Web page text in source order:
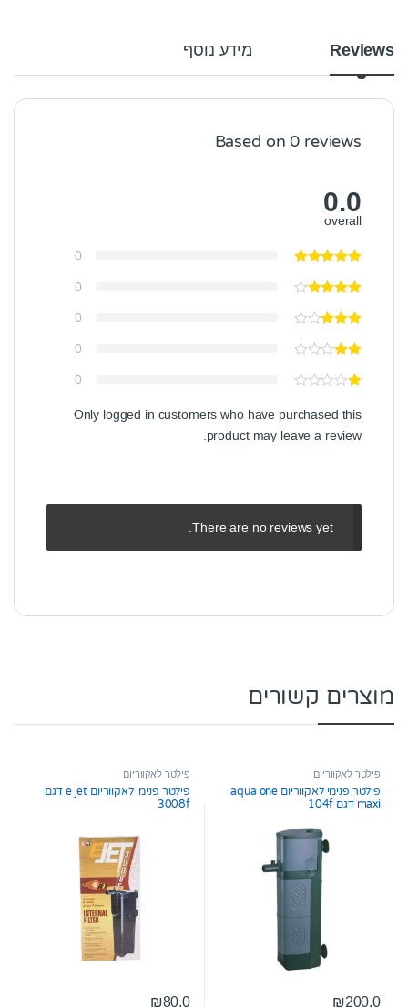
Reviews מידע נוסף
Based on 0 reviews
0.0
overall
0
0
0
0
0
Only logged in customers who have purchased this
product may leave a review.
There are no reviews yet.
מוצרים קשורים
פילטר לאקווריום
פילטר פנימי לאקווריום aqua one
maxi דגם 104f
₪200.0
פילטר לאקווריום
פילטר פנימי לאקווריום e jet דגם
3008f
₪80.0